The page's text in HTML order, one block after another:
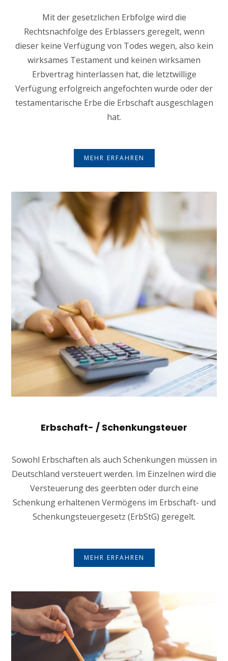
Mit der gesetzlichen Erbfolge wird die
Rechtsnachfolge des Erblassers geregelt, wenn
dieser keine Verfügung von Todes wegen, also kein
wirksames Testament und keinen wirksamen
Erbvertrag hinterlassen hat, die letztwillige
Verfügung erfolgreich angefochten wurde oder der
testamentarische Erbe die Erbschaft ausgeschlagen
hat.
MEHR ERFAHREN
Erbschaft- / Schenkungsteuer
Sowohl Erbschaften als auch Schenkungen müssen in
Deutschland versteuert werden. Im Einzelnen wird die
Versteuerung des geerbten oder durch eine
Schenkung erhaltenen Vermögens im Erbschaft- und
Schenkungsteuergesetz (ErbStG) geregelt.
MEHR ERFAHREN